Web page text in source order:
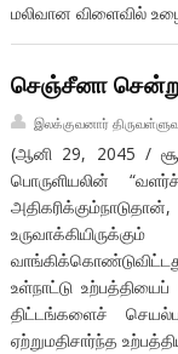
மலிவான விளைவில்
செஞ்சீனா
இலக்குவனார்
(ஆனி 29, 2045 /
பொருளியலின்
உள்நாட்டு
திட்டங்களைச்
ஏற்றுமதிசார்ந்த